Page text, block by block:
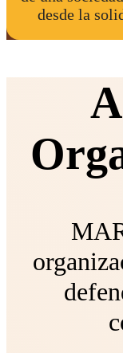
desde la